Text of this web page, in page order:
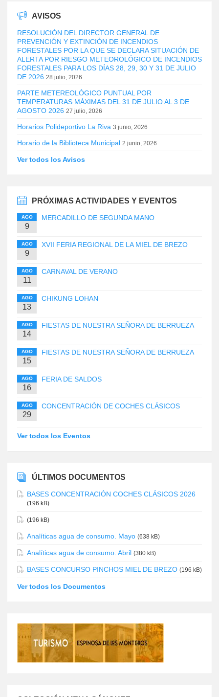
AVISOS
RESOLUCIÓN DEL DIRECTOR GENERAL DE
PREVENCIÓN Y EXTINCIÓN DE INCENDIOS
FORESTALES POR LA QUE SE DECLARA SITUACIÓN DE
ALERTA POR RIESGO METEOROLÓGICO DE INCENDIOS
FORESTALES PARA LOS DÍAS 28, 29, 30 Y 31 DE JULIO
DE 2026 28 julio, 2026
PARTE METEREOLÓGICO PUNTUAL POR
TEMPERATURAS MÁXIMAS DEL 31 DE JULIO AL 3 DE
AGOSTO 2026 27 julio, 2026
Horarios Polideportivo La Riva 3 junio, 2026
Horario de la Biblioteca Municipal 2 junio, 2026
Ver todos los Avisos
PRÓXIMAS ACTIVIDADES Y EVENTOS
AGO
9
MERCADILLO DE SEGUNDA MANO
AGO
9
XVII FERIA REGIONAL DE LA MIEL DE BREZO
AGO
11
CARNAVAL DE VERANO
AGO
13
CHIKUNG LOHAN
AGO
14
FIESTAS DE NUESTRA SEÑORA DE BERRUEZA
AGO
15
FIESTAS DE NUESTRA SEÑORA DE BERRUEZA
AGO
16
FERIA DE SALDOS
AGO
29
CONCENTRACIÓN DE COCHES CLÁSICOS
Ver todos los Eventos
ÚLTIMOS DOCUMENTOS
BASES CONCENTRACIÓN COCHES CLÁSICOS 2026
(196 kB)
(196 kB)
Analíticas agua de consumo. Mayo (638 kB)
Analíticas agua de consumo. Abril (380 kB)
BASES CONCURSO PINCHOS MIEL DE BREZO (196 kB)
Ver todos los Documentos